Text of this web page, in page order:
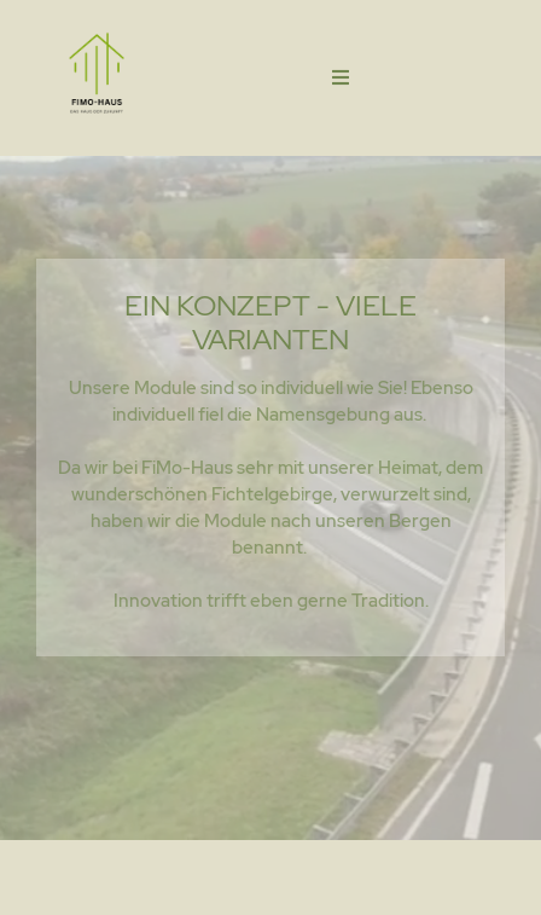
EIN KONZEPT - VIELE
VARIANTEN
Unsere Module sind so individuell wie Sie! Ebenso
individuell fiel die Namensgebung aus.
Da wir bei FiMo-Haus sehr mit unserer Heimat, dem
wunderschönen Fichtelgebirge, verwurzelt sind,
haben wir die Module nach unseren Bergen
benannt.
Innovation trifft eben gerne Tradition.